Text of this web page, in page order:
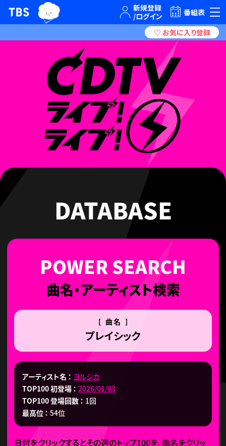
TBSテレビ｜ときめくときを。 番組表
DATABASE
曲名・アーティスト検索
[ 曲名 ]
プレイシック
アーティスト名
ヨルシカ
TOP100 初登場
2026/01/03
TOP100 登場回数
1回
最高位
54位
日付をクリックするとその週のトップ100を、曲名をクリッ